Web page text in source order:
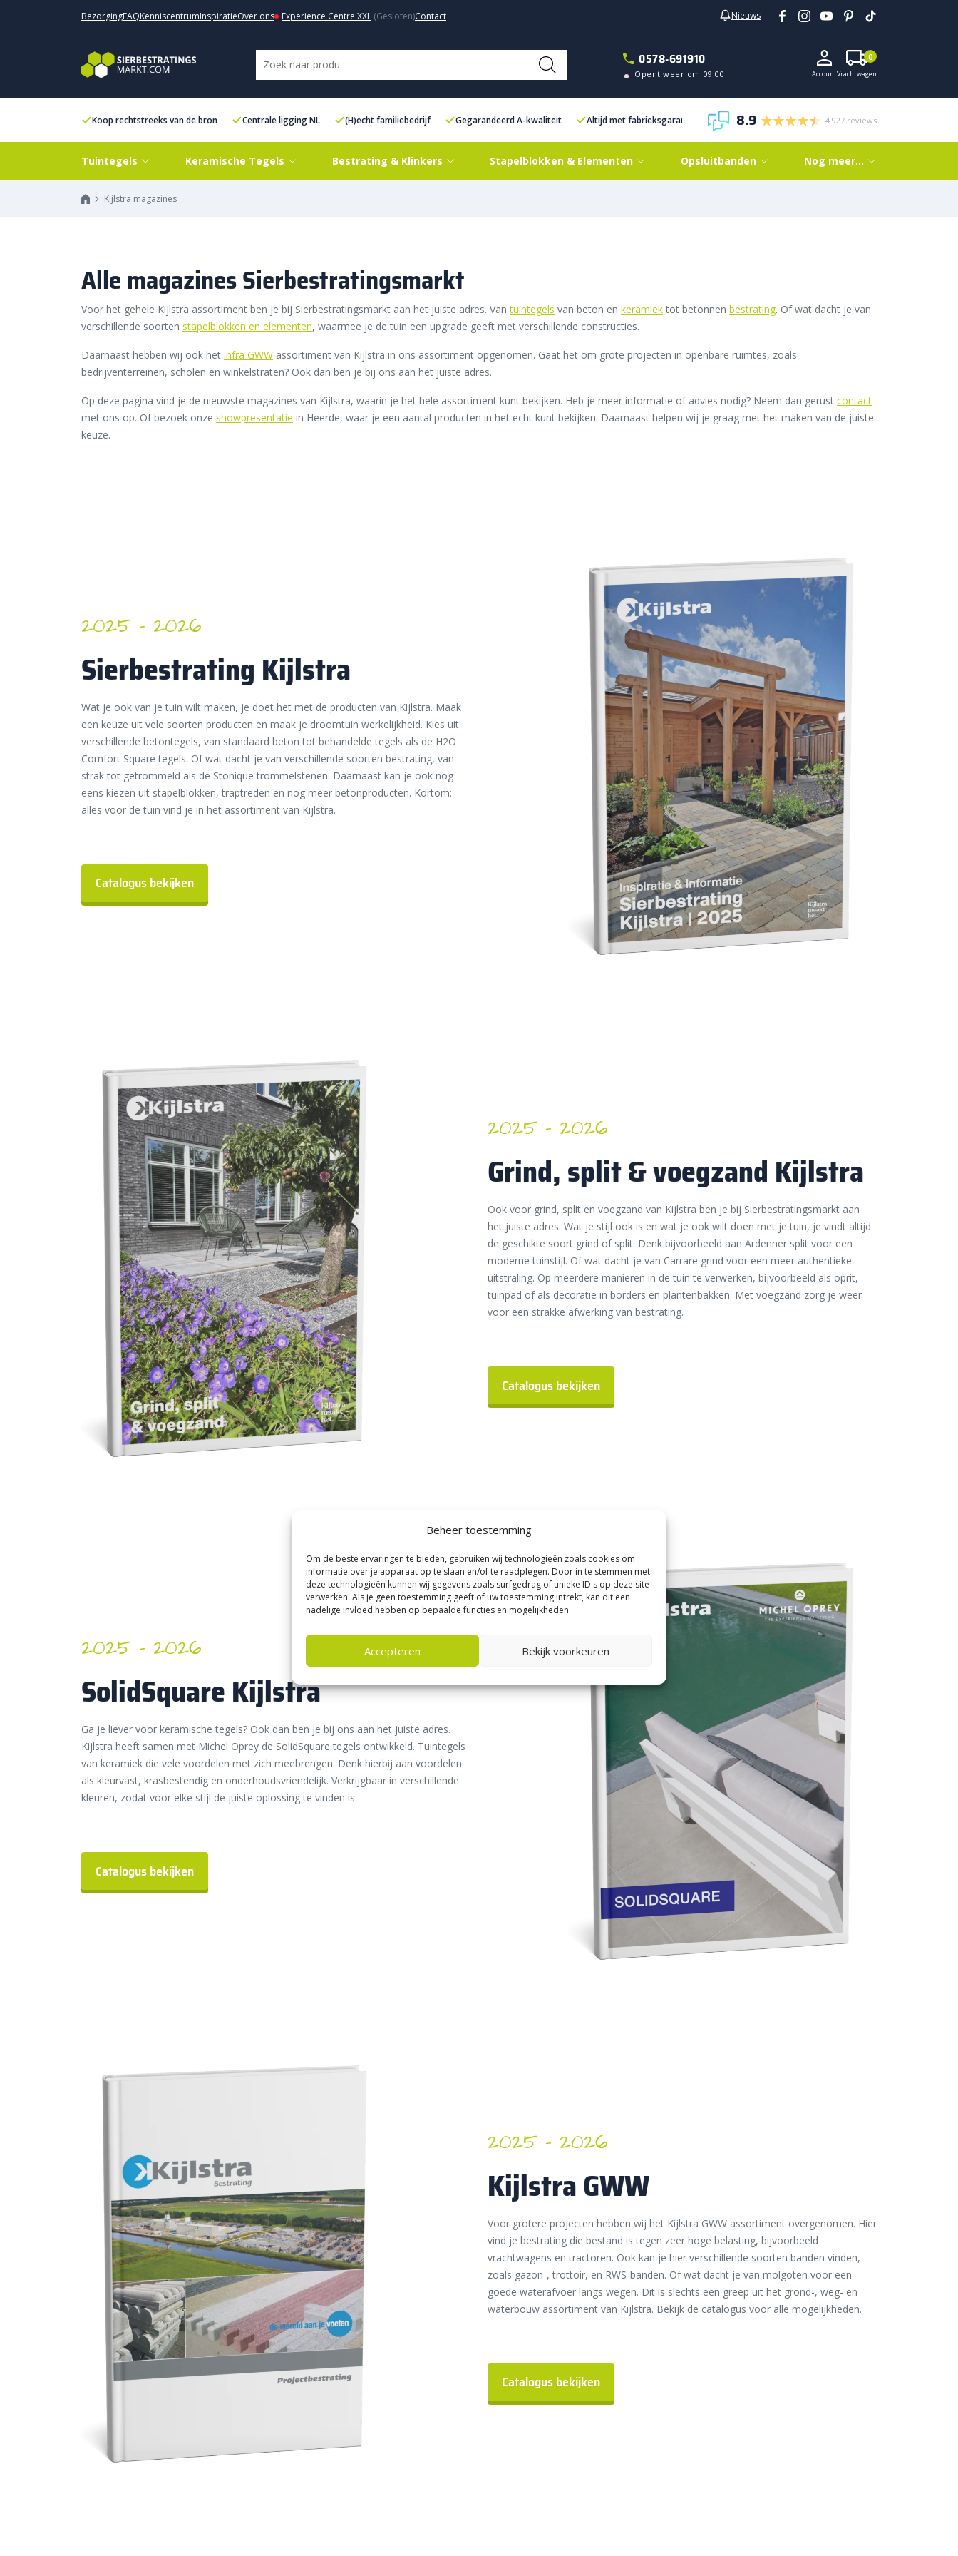
Beheer toestemming
Om de beste ervaringen te bieden, gebruiken wij technologieën zoals cookies om
informatie over je apparaat op te slaan en/of te raadplegen. Door in te stemmen met
deze technologieën kunnen wij gegevens zoals surfgedrag of unieke ID's op deze site
verwerken. Als je geen toestemming geeft of uw toestemming intrekt, kan dit een
nadelige invloed hebben op bepaalde functies en mogelijkheden.
Accepteren Bekijk voorkeuren
BezorgingFAQKenniscentrumInspiratieOver ons Experience Centre XXL Contact Nieuws
0578-691910
Opent weer om 09:00 AccountVrachtwagen
0
Koop rechtstreeks van de bron Centrale ligging NL (H)echt familiebedrijf Gegarandeerd A-kwaliteit Altijd met fabrieksgarantie 8.9 4.927 reviews
Tuintegels Keramische Tegels Bestrating & Klinkers Stapelblokken & Elementen Opsluitbanden Nog meer…
Kijlstra magazines
Alle magazines Sierbestratingsmarkt
Voor het gehele Kijlstra assortiment ben je bij Sierbestratingsmarkt aan het juiste adres. Vantuintegels van beton en keramiektot betonnen bestrating. Of wat dacht je van
verschillende soorten stapelblokken en elementen, waarmee je de tuin een upgrade geeft met verschillende constructies.
Daarnaast hebben wij ook het infra GWW assortiment van Kijlstra in ons assortiment opgenomen. Gaat het om grote projecten in openbare ruimtes, zoals
bedrijventerreinen, scholen en winkelstraten? Ook dan ben je bij ons aan het juiste adres.
Op deze pagina vind je de nieuwste magazines van Kijlstra, waarin je het hele assortiment kunt bekijken. Heb je meer informatie of advies nodig? Neem dan gerust contact
met ons op. Of bezoek onze showpresentatie in Heerde, waar je een aantal producten in het echt kunt bekijken. Daarnaast helpen wij je graag met het maken van de juiste
keuze.
2025 – 2026
Sierbestrating Kijlstra
Wat je ook van je tuin wilt maken, je doet het met de producten van Kijlstra. Maak
een keuze uit vele soorten producten en maak je droomtuin werkelijkheid. Kies uit
verschillende betontegels, van standaard beton tot behandelde tegels als de H2O
Comfort Square tegels. Of wat dacht je van verschillende soorten bestrating, van
strak tot getrommeld als de Stonique trommelstenen. Daarnaast kan je ook nog
eens kiezen uit stapelblokken, traptreden en nog meer betonproducten. Kortom:
alles voor de tuin vind je in het assortiment van Kijlstra.
Catalogus bekijken
2025 – 2026
Grind, split & voegzand Kijlstra
Ook voor grind, split en voegzand van Kijlstra ben je bij Sierbestratingsmarkt aan
het juiste adres. Wat je stijl ook is en wat je ook wilt doen met je tuin, je vindt altijd
de geschikte soort grind of split. Denk bijvoorbeeld aan Ardenner split voor een
moderne tuinstijl. Of wat dacht je van Carrare grind voor een meer authentieke
uitstraling. Op meerdere manieren in de tuin te verwerken, bijvoorbeeld als oprit,
tuinpad of als decoratie in borders en plantenbakken. Met voegzand zorg je weer
voor een strakke afwerking van bestrating.
Catalogus bekijken
2025 – 2026
SolidSquare Kijlstra
Ga je liever voor keramische tegels? Ook dan ben je bij ons aan het juiste adres.
Kijlstra heeft samen met Michel Oprey de SolidSquare tegels ontwikkeld. Tuintegels
van keramiek die vele voordelen met zich meebrengen. Denk hierbij aan voordelen
als kleurvast, krasbestendig en onderhoudsvriendelijk. Verkrijgbaar in verschillende
kleuren, zodat voor elke stijl de juiste oplossing te vinden is.
Catalogus bekijken
2025 – 2026
Kijlstra GWW
Voor grotere projecten hebben wij het Kijlstra GWW assortiment overgenomen. Hier
vind je bestrating die bestand is tegen zeer hoge belasting, bijvoorbeeld
vrachtwagens en tractoren. Ook kan je hier verschillende soorten banden vinden,
zoals gazon-, trottoir, en RWS-banden. Of wat dacht je van molgoten voor een
goede waterafvoer langs wegen. Dit is slechts een greep uit het grond-, weg- en
waterbouw assortiment van Kijlstra. Bekijk de catalogus voor alle mogelijkheden.
Catalogus bekijken